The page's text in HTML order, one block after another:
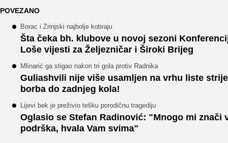
POVEZANO
Borac i Zrinjski najbolje kotiraju
Šta čeka bh. klubove u novoj sezoni
Loše vijesti za Željezničar i Široki Brijeg
Mlinarić ga stigao nakon tri gola protiv Radnika
Guliashvili nije više usamljen na vrhu liste
borba do zadnjeg kola!
Lijevi bek je preživio tešku porodičnu tragediju
Oglasio se Stefan Radinović: "Mnogo mi znači
podrška, hvala Vam svima"